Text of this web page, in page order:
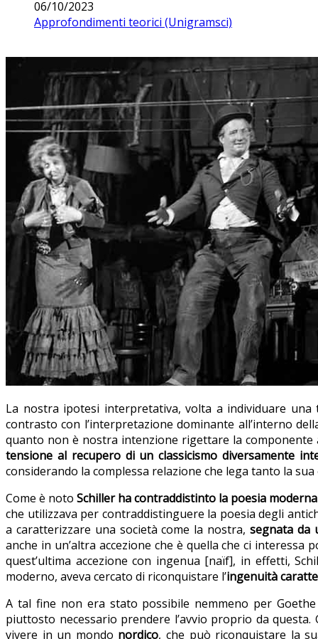
06/10/2023
Approfondimenti teorici (Unigramsci)
La nostra ipotesi interpretativa, volta a individuare una
contrasto con l’interpretazione dominante all’interno
quanto non è nostra intenzione rigettare la componente
tensione al recupero di un classicismo diversamente
considerando la complessa relazione che lega tanto la
Come è notoSchiller ha contraddistinto la poesia
che utilizzava per contraddistinguere la poesia degli
a caratterizzare una società come la nostra, segnata da
anche in un’altra accezione che è quella che ci
quest’ultima accezione con ingenua [naïf], in effetti,
moderno, aveva cercato di riconquistare l’ingenuità
A tal fine non era stato possibile nemmeno per
piuttosto necessario prendere l’avvio proprio da
vivere in un mondo nordico, che può riconquistare la